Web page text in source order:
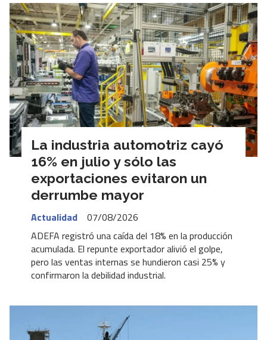
La industria automotriz cayó
16% en julio y sólo las
exportaciones evitaron un
derrumbe mayor
Actualidad
07/08/2026
ADEFA registró una caída del 18% en la producción
acumulada. El repunte exportador alivió el golpe,
pero las ventas internas se hundieron casi 25% y
confirmaron la debilidad industrial.